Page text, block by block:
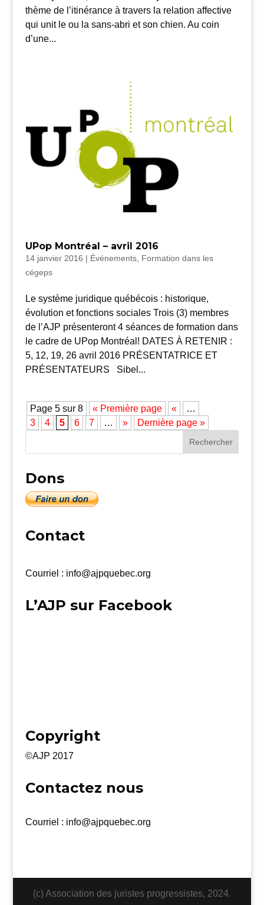
thème de l’itinérance à travers la relation affective
qui unit le ou la sans-abri et son chien. Au coin
d’une...
UPop Montréal – avril 2016
14 janvier 2016 | Événements, Formation dans les
cégeps
Le système juridique québécois : historique,
évolution et fonctions sociales Trois (3) membres
de l’AJP présenteront 4 séances de formation dans
le cadre de UPop Montréal! DATES À RETENIR :
5, 12, 19, 26 avril 2016 PRÉSENTATRICE ET
PRÉSENTATEURS Sibel...
Page 5 sur 8 « Première page «
…
3
4 5 6 7 … » Dernière page »
Dons
Contact
Courriel : info@ajpquebec.org
L’AJP sur Facebook
Copyright
©AJP 2017
Contactez nous
Courriel : info@ajpquebec.org
(c) Association des juristes progressistes, 2024.